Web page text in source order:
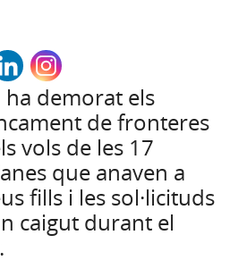
ha demorat els
de fronteres
vols de les 17
que anaven a
fills i les sol·licituds
caigut durant el